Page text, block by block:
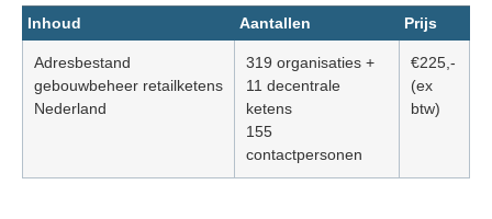
Inhoud Aantallen Prijs
Adresbestand
gebouwbeheer retailketens
Nederland
319 organisaties +
11 decentrale
ketens
155
contactpersonen
€225,-
(ex
btw)